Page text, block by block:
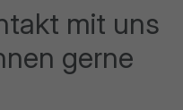
mit uns
gerne